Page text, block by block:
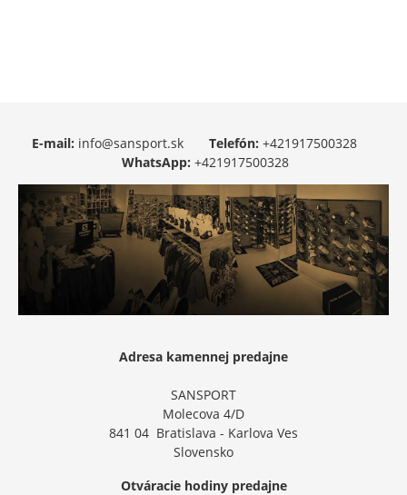
E-mail: info@sansport.sk Telefón: +421917500328
WhatsApp: +421917500328
Adresa kamennej predajne
SANSPORT
Molecova 4/D
841 04 Bratislava - Karlova Ves
Slovensko
Otváracie hodiny predajne